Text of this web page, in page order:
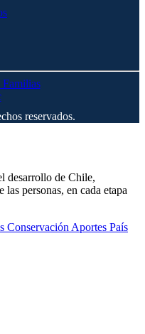
reservados.
desarrollo de Chile,
personas, en cada etapa
Conservación Aportes País